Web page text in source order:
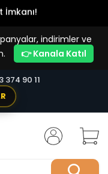
İmkanı!
indirimler ve
👉 Kanala Katıl
374 90 11